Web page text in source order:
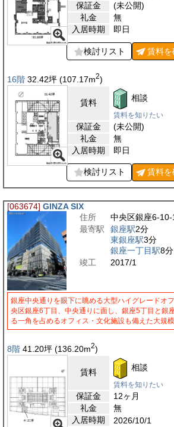
保証金
(未公開)
礼金
無
入居時期
即日
検討リスト 賃料を
16階 32.42坪 (107.17m2)
賃料 相談
賃料を知りたい
保証金
(未公開)
礼金
無
入居時期
即日
検討リスト 賃料を
[063674] GINZA SIX
住所
中央区銀座6-10-
最寄駅
銀座駅2分
東銀座駅3分
銀座一丁目駅8分
竣工
2017/1
銀座中央通りを眼下に眺める大型ハイグレードオ
央区銀座6丁目、中央通りに面し、銀座5丁目と銀
る一角を占めるオフィス・文化施設も備えた大規
8階 41.20坪 (136.20m2)
賃料 相談
賃料を知りたい
保証金
12ヶ月
礼金
無
入居時期
2026/10/1